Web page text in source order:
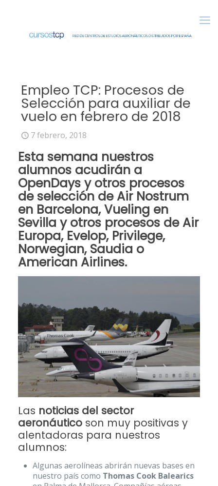
Empleo TCP: Procesos de
Selección para auxiliar de
vuelo en febrero de 2018
7 febrero, 2018
Esta semana nuestros
alumnos acudirán a
OpenDaysy otros procesos
de selección deAir Nostrum
en Barcelona,Vueling en
Sevilla y otros procesos deAir
Europa, Evelop, Privilege,
Norwegian, Saudia o
American Airlines.
Las noticias del sector
aeronáuticoson muy positivas y
alentadoras para nuestros
alumnos:
Algunas aerolíneas abrirán nuevas bases en
nuestro país como Thomas Cook Balearics